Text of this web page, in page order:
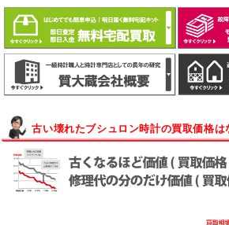
古い壊れたブシュロン時計の買取価格は